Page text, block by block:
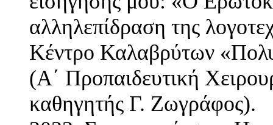
αλληλεπίδραση της
Κέντρο Καλαβρύτων
(Α΄ Προπαιδευτική
καθηγητής Γ. Ζωγράφος).